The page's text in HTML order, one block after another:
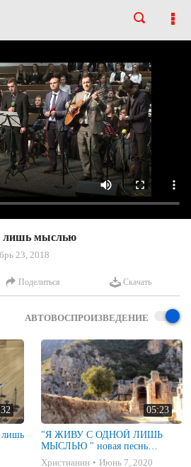
лишь мыслью
23, 2018
Поделиться Скачать
АВТОВОСПРОИЗВЕДЕНИЕ
05:23
"Я ЖИВУ С ОДНОЙ ЛИШЬ
МЫСЛЬЮ " новая песнь
благодарения ORIGINAL
Христианин Июнь 7, 2020